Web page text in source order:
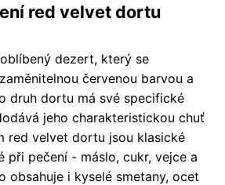
red velvet dortu
dezert, který se
červenou barvou a
druh dortu má své specifické
jeho charakteristickou chuť
red velvet dortu jsou klasické
při pečení - máslo, cukr, vejce a
obsahuje i kyselé smetany, ocet